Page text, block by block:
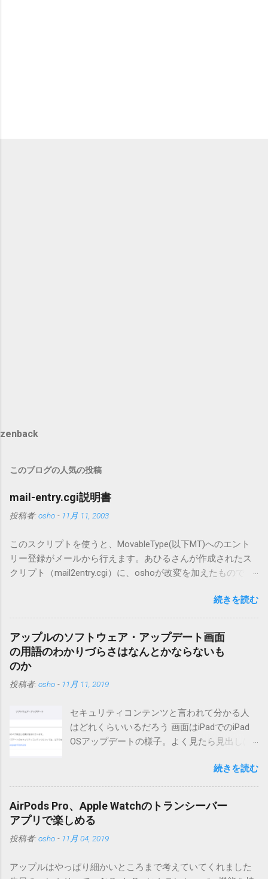
zenback
このブログの人気の投稿
mail-entry.cgi説明書
投稿者: osho - 11月 11, 2003
このスクリプトを使うと、MovableType(以下MT)へのエント
リー登録がメールから行えます。あひるさんが作成されたス
クリプト（mail2entry.cgi）に、oshoが改変を加えたもので
ーも出来ます。 バージョン0.5.3以降の動作確認はMT3.11で行
っています。0.5.2まではMT2.661で確認していました。0.5.3以
降もたぶん動くと思います。 現在のバージョンは0.5.3です。
（2004/12/4リリース）※0.6.3を公開しています。まだ心配な
点が多いため、こちらにはリンクしていません。安定を求め
る方は0.5.3を、新版の機能が必要な方は0.6.3をご利用くださ
い。 こちら からどうぞ。 0.3.6までのバージョンに、エント
版へのアップデートを強くお勧めしてます。 mail-entry.zipを
ダウンロードするにはここをクリックしてください。
（Windowsから解凍したフォルダを見ると「_MACOSX」とい
りませんので無視してください。MacOS XでZIP圧縮している
ため、Mac独自のファイル情報が含まれてしまうようで
す。） Ver.0.3.0以降用の差分ファイルはこちら 。ZIP圧縮して
まとめてあります。いまのバージョン番号と同じバージョン
合は一つずつ順に適用していく必要があります。0.5.0以降
ません。改造してる方向けに、バージョンアップポイントを
続きを読む
アップルのソフトウェア・アップデート画面
の用語のわかりづらさはなんとかならないも
のか
投稿者: osho - 11月 11, 2019
セキュリティコンテンツと言われて分かる人
はどれくらいいるだろう 画面はiPadでのiPad
OSアップデートの様子。よく見たら見出しは
の名前としてはいまだにiOSのままとか、そん
な理由じゃないでしょうね。 それは混乱のも
ア・アップデートのセキュリティコンテンツ
については、以下のWebサイトをご覧くださ
い」の部分。 セキュリティコンテンツ…？ こ
す。人によってはここで悩んだ結果、アップ
続きを読む
AirPods Pro、Apple Watchのトランシーバー
アプリで楽しめる
投稿者: osho - 11月 04, 2019
アップルはやっぱり細かいところまで考えていてくれました